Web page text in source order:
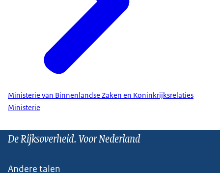
Ministerie van Binnenlandse Zaken en Koninkrijksrelaties
Ministerie
De Rijksoverheid. Voor Nederland
Andere talen